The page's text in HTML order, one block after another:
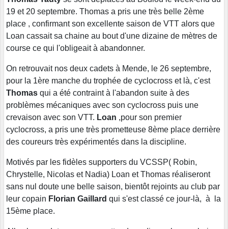
19 et 20 septembre. Thomas a pris une très belle 2ème
place , confirmant son excellente saison de VTT alors que
Loan cassait sa chaine au bout d'une dizaine de mètres de
course ce qui l'obligeait à abandonner.
On retrouvait nos deux cadets à Mende, le 26 septembre,
pour la 1ère manche du trophée de cyclocross et là, c'est
Thomas qui a été contraint à l'abandon suite à des
problèmes mécaniques avec son cyclocross puis une
crevaison avec son VTT. Loan ,pour son premier
cyclocross, a pris une très prometteuse 8ème place derrière
des coureurs très expérimentés dans la discipline.
Motivés par les fidèles supporters du VCSSP( Robin,
Chrystelle, Nicolas et Nadia) Loan et Thomas réaliseront
sans nul doute une belle saison, bientôt rejoints au club par
leur copain Florian Gaillard qui s'est classé ce jour-là, à la
15ème place.